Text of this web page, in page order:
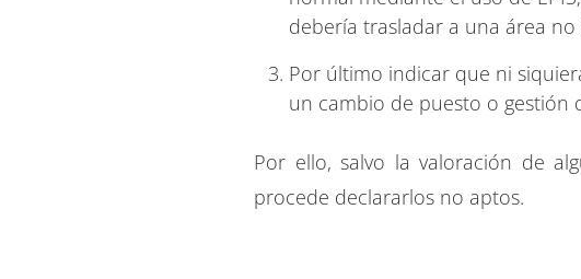
debería trasladar a una área no
Por último indicar que ni
un cambio de puesto o gestión
Por ello, salvo la valoración de
procede declararlos no aptos.